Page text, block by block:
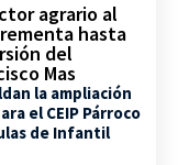
agrario al
hasta
del
Mas
la ampliación
el CEIP Párroco
de Infantil